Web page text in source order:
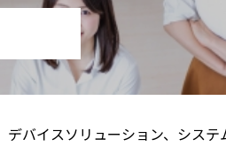
バイスソリューション、シス